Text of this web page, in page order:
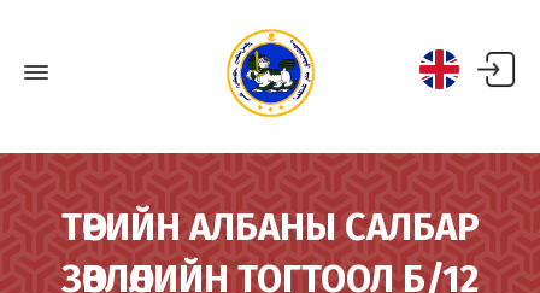
ТӨРИЙН АЛБАНЫ САЛБАР
ЗӨВЛӨЛИЙН ТОГТООЛ Б/12